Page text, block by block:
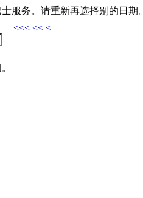
服务。请重新再选择别的日期
<<< << <